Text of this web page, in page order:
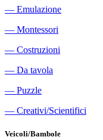
― Emulazione
― Montessori
― Costruzioni
― Da tavola
― Puzzle
― Creativi/Scientifici
Veicoli/Bambole